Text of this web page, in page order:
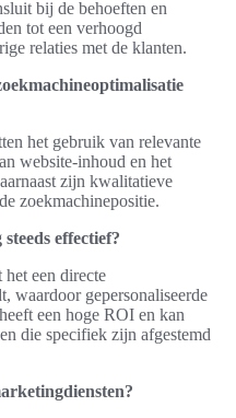
bij de behoeften en
tot een verhoogd
relaties met de klanten.
het gebruik van relevante
website-inhoud en het
zijn kwalitatieve
zoekmachinepositie.
effectief?
een directe
waardoor gepersonaliseerde
een hoge ROI en kan
die specifiek zijn afgestemd